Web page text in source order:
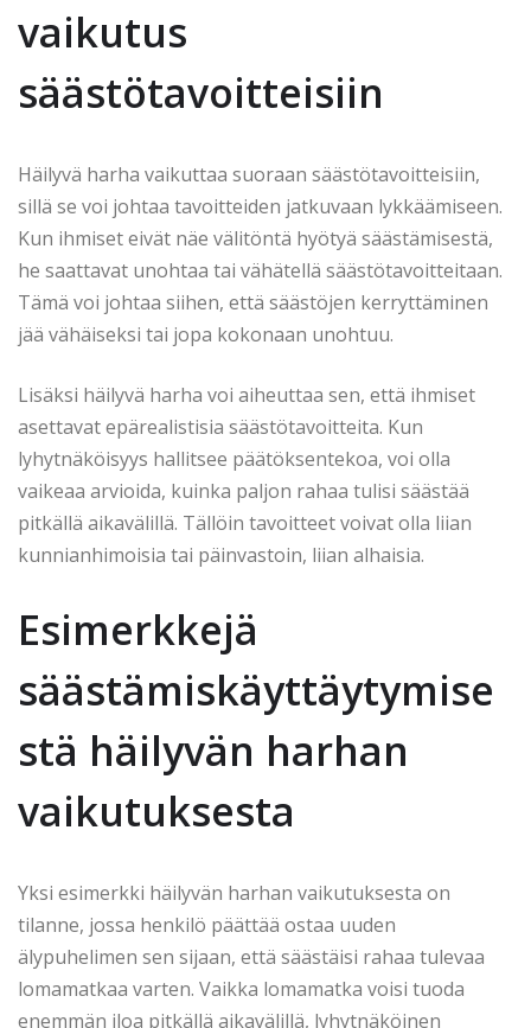
vaikutus
säästötavoitteisiin
Häilyvä harha vaikuttaa suoraan säästötavoitteisiin,
sillä se voi johtaa tavoitteiden jatkuvaan lykkäämiseen.
Kun ihmiset eivät näe välitöntä hyötyä säästämisestä,
he saattavat unohtaa tai vähätellä säästötavoitteitaan.
Tämä voi johtaa siihen, että säästöjen kerryttäminen
jää vähäiseksi tai jopa kokonaan unohtuu.
Lisäksi häilyvä harha voi aiheuttaa sen, että ihmiset
asettavat epärealistisia säästötavoitteita. Kun
lyhytnäköisyys hallitsee päätöksentekoa, voi olla
vaikeaa arvioida, kuinka paljon rahaa tulisi säästää
pitkällä aikavälillä. Tällöin tavoitteet voivat olla liian
kunnianhimoisia tai päinvastoin, liian alhaisia.
Esimerkkejä
säästämiskäyttäytymise
stä häilyvän harhan
vaikutuksesta
Yksi esimerkki häilyvän harhan vaikutuksesta on
tilanne, jossa henkilö päättää ostaa uuden
älypuhelimen sen sijaan, että säästäisi rahaa tulevaa
lomamatkaa varten. Vaikka lomamatka voisi tuoda
enemmän iloa pitkällä aikavälillä, lyhytnäköinen